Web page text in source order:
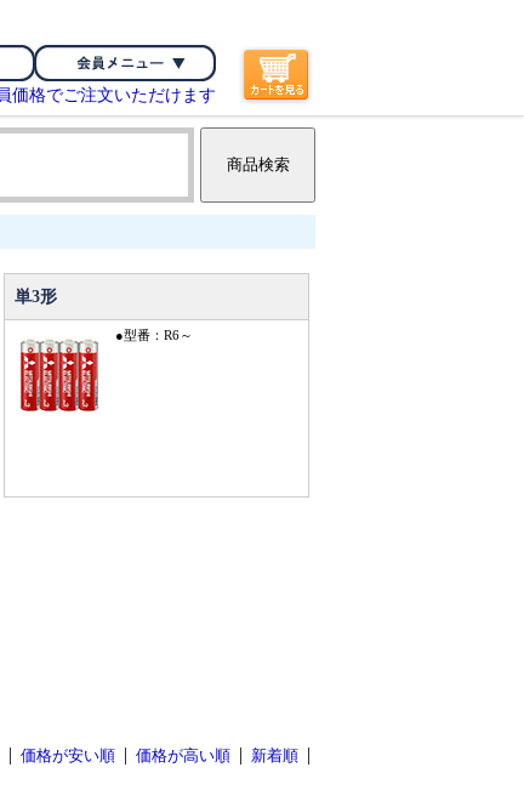
価格でご注文いただけます
単3形
●型番：R6～
価格が安い順 価格が高い順 新着順